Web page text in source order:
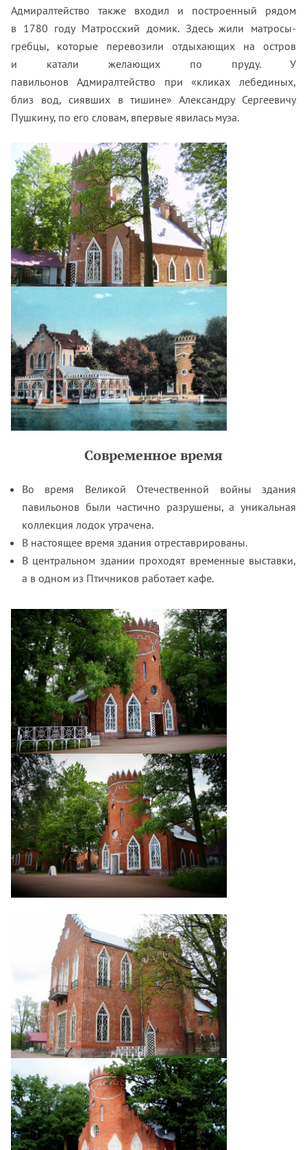
Адмиралтейство также входил и построенный рядом
в 1780 году Матросский домик. Здесь жили матросы-
гребцы, которые перевозили отдыхающих на остров
и катали желающих по пруду. У
павильонов Адмиралтейство при «кликах лебединых,
близ вод, сиявших в тишине» Александру Сергеевичу
Пушкину, по его словам, впервые явилась муза.
Современное время
Во время Великой Отечественной войны здания
павильонов были частично разрушены, а уникальная
коллекция лодок утрачена.
В настоящее время здания отреставрированы.
В центральном здании проходят временные выставки,
а в одном из Птичников работает кафе.